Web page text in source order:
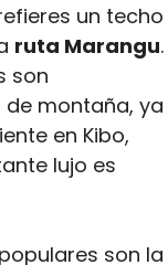
un techo
ruta Marangu.
son
montaña, ya
en Kibo,
lujo es
son la